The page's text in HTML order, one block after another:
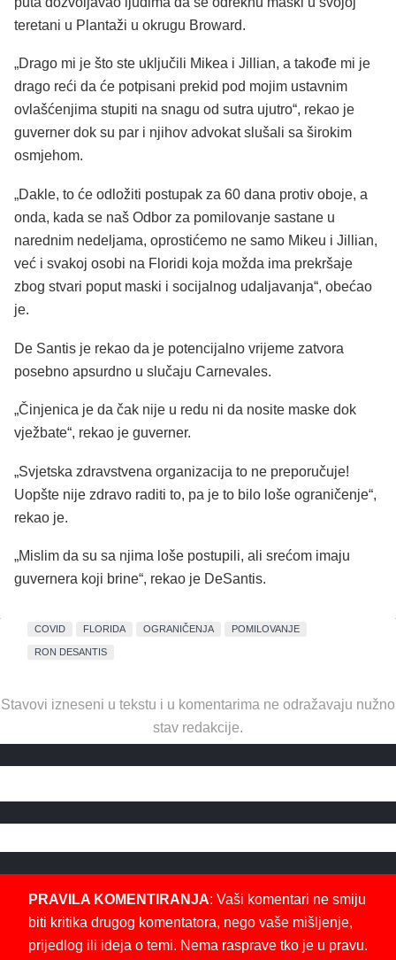
teretani u Plantaži u okrugu Broward.
„Drago mi je što ste uključili Mikea i Jillian, a takođe mi je
drago reći da će potpisani prekid pod mojim ustavnim
ovlašćenjima stupiti na snagu od sutra ujutro“, rekao je
guverner dok su par i njihov advokat slušali sa širokim
osmjehom.
„Dakle, to će odložiti postupak za 60 dana protiv oboje, a
onda, kada se naš Odbor za pomilovanje sastane u
narednim nedeljama, oprostićemo ne samo Mikeu i Jillian,
već i svakoj osobi na Floridi koja možda ima prekršaje
zbog stvari poput maski i socijalnog udaljavanja“, obećao
je.
De Santis je rekao da je potencijalno vrijeme zatvora
posebno apsurdno u slučaju Carnevales.
„Činjenica je da čak nije u redu ni da nosite maske dok
vježbate“, rekao je guverner.
„Svjetska zdravstvena organizacija to ne preporučuje!
Uopšte nije zdravo raditi to, pa je to bilo loše ograničenje“,
rekao je.
„Mislim da su sa njima loše postupili, ali srećom imaju
guvernera koji brine“, rekao je DeSantis.
COVID FLORIDA OGRANIČENJA POMILOVANJE
RON DESANTIS
Stavovi izneseni u tekstu i u komentarima ne odražavaju nužno
stav redakcije.
PRAVILA KOMENTIRANJA: Vaši komentari ne smiju
biti kritika drugog komentatora, nego vaše mišljenje,
prijedlog ili ideja o temi. Nema rasprave tko je u pravu.